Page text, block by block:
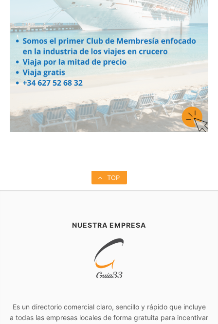
TOP
NUESTRA EMPRESA
Es un directorio comercial claro, sencillo y rápido que incluye
a todas las empresas locales de forma gratuita para incentivar